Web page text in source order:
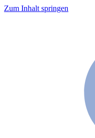
Zum Inhalt springen